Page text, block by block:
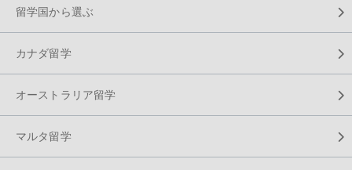
留学国から選ぶ
カナダ留学
オーストラリア留学
マルタ留学